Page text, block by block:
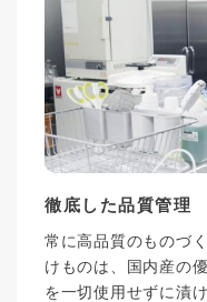
徹底した品質管理
常に高品質のものづ
けものは、国内産の
を一切使用せずに漬